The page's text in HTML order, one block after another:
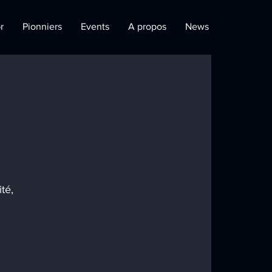
Pionniers Events A propos News